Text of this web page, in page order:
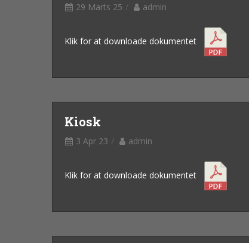
29 Marts 25 admin
Klik for at downloade dokumentet
Kiosk
3 Apr 23 admin
Klik for at downloade dokumentet